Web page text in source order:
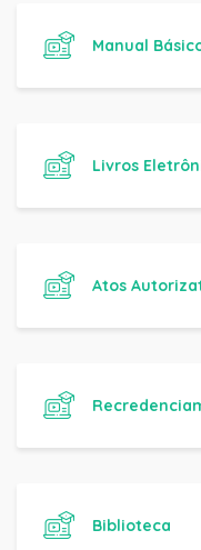
Manual
Livros
Atos
Biblioteca